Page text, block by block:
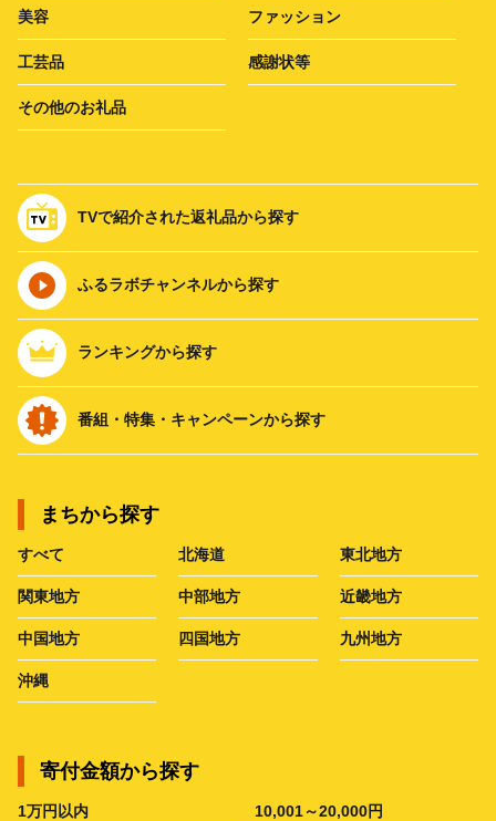
美容 ファッション
工芸品 感謝状等
その他のお礼品
TVで紹介された返礼品から探す
ふるラボチャンネルから探す
ランキングから探す
番組・特集・キャンペーンから探す
まちから探す
すべて 北海道 東北地方
関東地方 中部地方 近畿地方
中国地方 四国地方 九州地方
沖縄
寄付金額から探す
1万円以内 10,001～20,000円